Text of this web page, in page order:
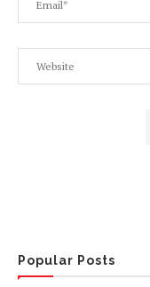
Popular Posts